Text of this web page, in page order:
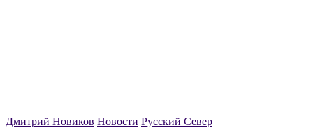
Дмитрий Новиков Новости Русский Север